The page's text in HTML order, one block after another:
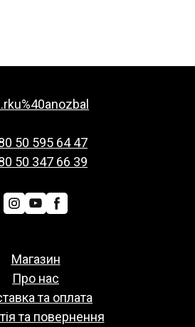
50 595 64 47
50 347 66 39
Магазин
Про нас
та оплата
та повернення